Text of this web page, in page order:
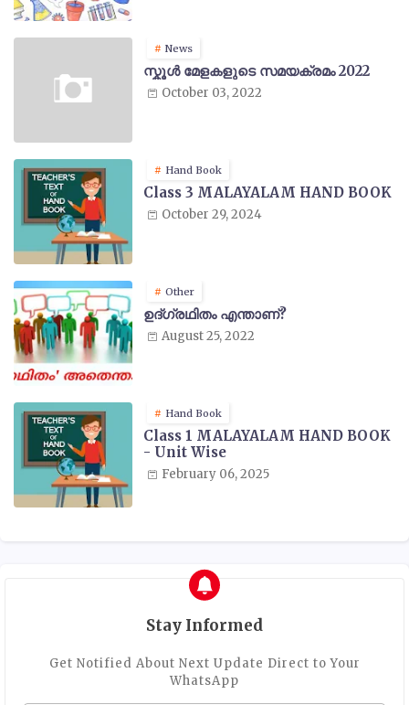
News
സ്കൂൾ മേളകളുടെ സമയക്രമം 2022
October 03, 2022
Hand Book
Class 3 MALAYALAM HAND BOOK
October 29, 2024
Other
ഉദ്ഗ്രഥിതം എന്താണ്?
August 25, 2022
Hand Book
Class 1 MALAYALAM HAND BOOK
- Unit Wise
February 06, 2025
Stay Informed
Get Notified About Next Update Direct to Your
WhatsApp